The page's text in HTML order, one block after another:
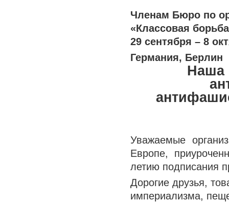
Членам Бюро по
«Классовая
29 сентября – 8
Германия, Берлин
Наша
Уважаемые
Европе,
летию подписания
Дорогие друзья,
империализма,